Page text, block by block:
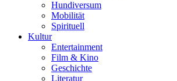
Hundiversum
Mobilität
Spirituell
Kultur
Entertainment
Film & Kino
Geschichte
Literatur